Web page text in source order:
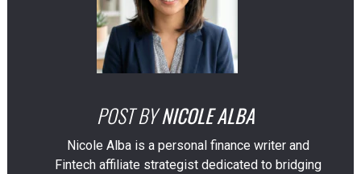
POST BY NICOLE ALBA
Nicole Alba is a personal finance writer and
Fintech affiliate strategist dedicated to bridging